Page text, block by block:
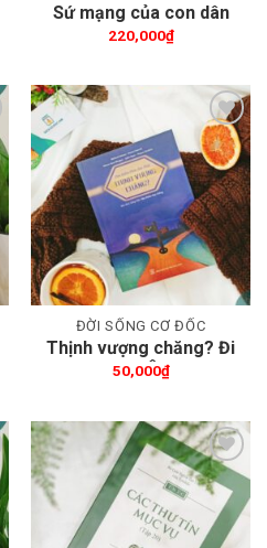
Sứ mạng của con dân
Chúa – Thần học Kinh
220,000₫
Thêm wishlist
ĐỜI SỐNG CƠ ĐỐC
Thịnh vượng chăng? Đi
tìm Phúc Âm thật
50,000₫
Thêm wishlist